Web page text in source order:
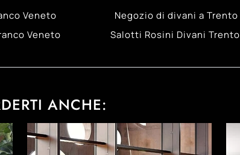
Veneto Negozio di divani a Trento
Veneto Salotti Rosini Divani Trento
ANCHE: